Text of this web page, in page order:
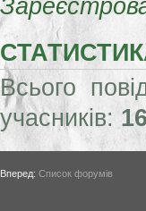
Всього
учасників:
Вперед: Список форумів